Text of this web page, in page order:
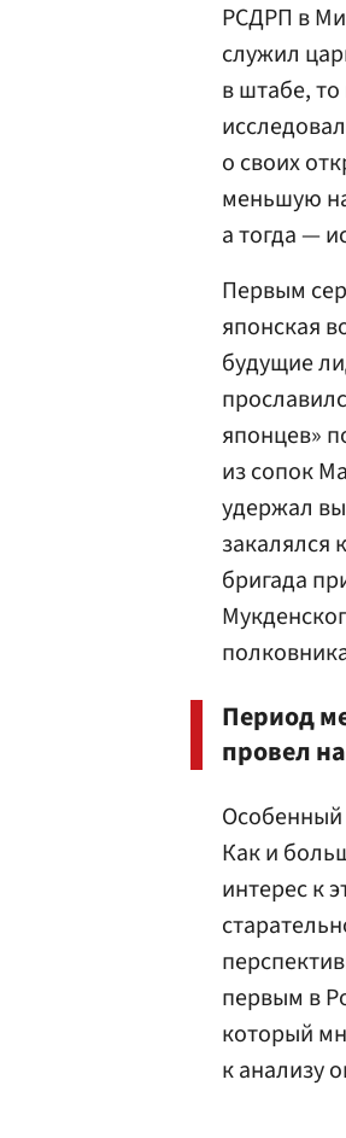
РСДРП в
служил
в штабе,
о своих
меньшую
а тогда —
Первым
японская
будущие
японцев»
из сопок
удержал
закалялся
бригада
Период
провел
Особенный
Как и
интерес к
первым в
который
к анализу